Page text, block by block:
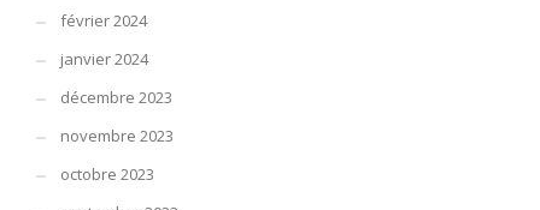
février 2024
janvier 2024
décembre 2023
novembre 2023
octobre 2023